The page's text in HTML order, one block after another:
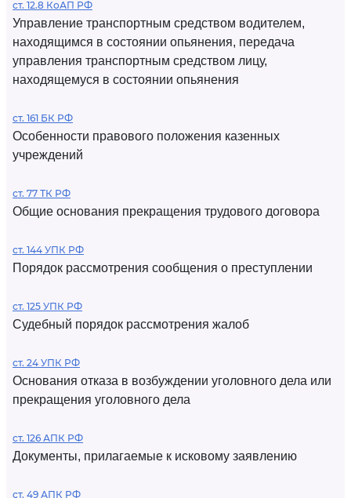
ст. 12.8 КоАП РФ
Управление транспортным средством водителем,
находящимся в состоянии опьянения, передача
управления транспортным средством лицу,
находящемуся в состоянии опьянения
ст. 161 БК РФ
Особенности правового положения казенных
учреждений
ст. 77 ТК РФ
Общие основания прекращения трудового договора
ст. 144 УПК РФ
Порядок рассмотрения сообщения о преступлении
ст. 125 УПК РФ
Судебный порядок рассмотрения жалоб
ст. 24 УПК РФ
Основания отказа в возбуждении уголовного дела или
прекращения уголовного дела
ст. 126 АПК РФ
Документы, прилагаемые к исковому заявлению
ст. 49 АПК РФ